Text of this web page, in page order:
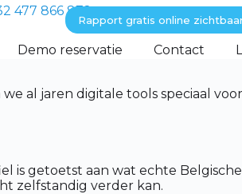
477 866 872
Rapport gratis online
Demo reservatie Contact
al jaren digitale tools speciaal voor
is getoetst aan wat echte
zelfstandig verder kan.